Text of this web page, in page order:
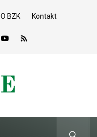
O BZK Kontakt